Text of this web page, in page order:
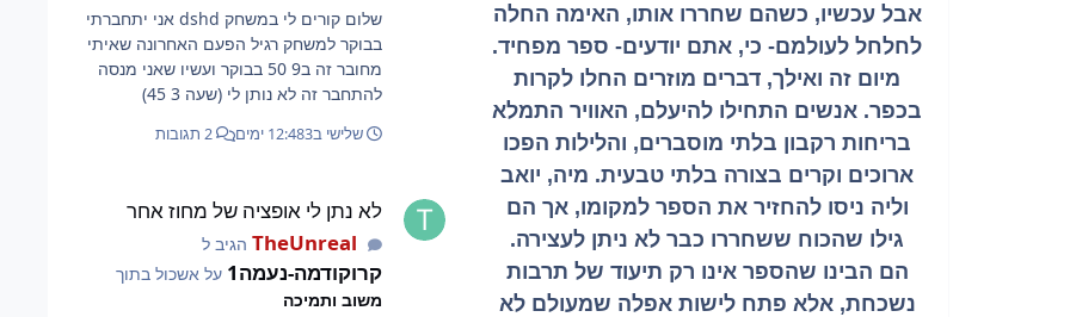
אבל עכשיו, כשהם שחררו אותו, האימה החלה
לחלחל לעולמם- כי, אתם יודעים- ספר מפחיד.
מיום זה ואילך, דברים מוזרים החלו לקרות
בכפר. אנשים התחילו להיעלם, האוויר התמלא
בריחות רקבון בלתי מוסברים, והלילות הפכו
ארוכים וקרים בצורה בלתי טבעית. מיה, יואב
וליה ניסו להחזיר את הספר למקומו, אך הם
גילו שהכוח ששחררו כבר לא ניתן לעצירה.
הם הבינו שהספר אינו רק תיעוד של תרבות
נשכחת, אלא פתח לישות אפלה שמעולם לא
שלום קורים לי במשחק dshd אני יתחברתי
בבוקר למשחק רגיל הפעם האחרונה שאיתי
מחובר זה ב9 50 בבוקר ועשיו שאני מנסה
להתחבר זה לא נותן לי (שעה 3 45)
שלישי ב12:483 ימים 2 תגובות
לא נתן לי אופציה של מחוז אחר
TheUnrealהגיב ל
קרוקודמה-נעמה1
על אשכול בתוך
משוב ותמיכה